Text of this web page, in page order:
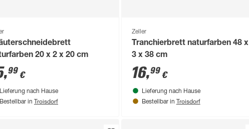
20 x 2 x 20 cm
,99 €
Lieferung nach Hause
Bestellbar in Troisdorf
Zeller
Tranchierbrett naturfarben 48 x
3 x 38 cm
16,99€
Lieferung nach Hause
Bestellbar in Troisdorf